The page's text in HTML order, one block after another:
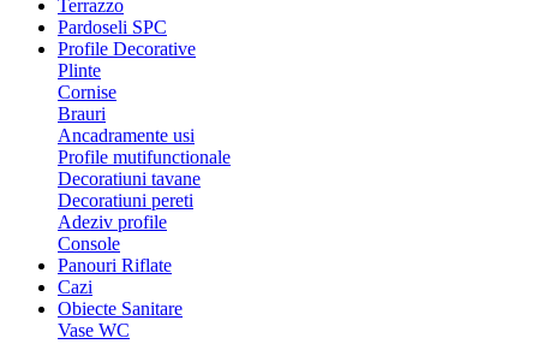
Terrazzo
Pardoseli SPC
Profile Decorative
Plinte
Cornise
Brauri
Ancadramente usi
Profile mutifunctionale
Decoratiuni tavane
Decoratiuni pereti
Adeziv profile
Console
Panouri Riflate
Cazi
Obiecte Sanitare
Vase WC